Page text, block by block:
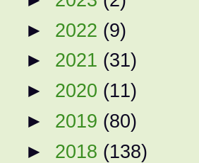
► 2022 (9)
► 2021 (31)
► 2020 (11)
► 2019 (80)
► 2018 (138)